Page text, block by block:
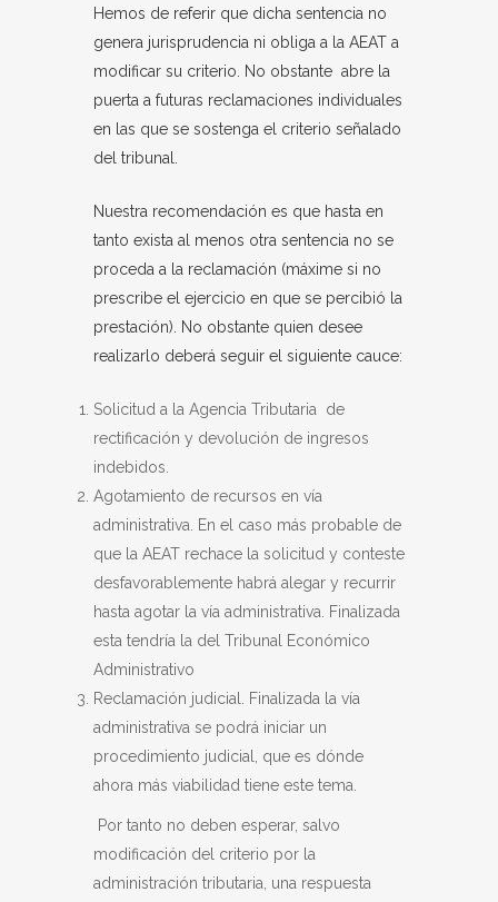
Hemos de referir que dicha sentencia no
genera jurisprudencia ni obliga a la AEAT a
modificar su criterio. No obstante abre la
puerta a futuras reclamaciones individuales
en las que se sostenga el criterio señalado
del tribunal.
Nuestra recomendación es que hasta en
tanto exista al menos otra sentencia no se
proceda a la reclamación (máxime si no
prescribe el ejercicio en que se percibió la
prestación). No obstante quien desee
realizarlo deberá seguir el siguiente cauce:
Solicitud a la Agencia Tributaria de
rectificación y devolución de ingresos
indebidos.
Agotamiento de recursos en vía
administrativa. En el caso más probable de
que la AEAT rechace la solicitud y conteste
desfavorablemente habrá alegar y recurrir
hasta agotar la vía administrativa. Finalizada
esta tendría la del Tribunal Económico
Administrativo
Reclamación judicial. Finalizada la vía
administrativa se podrá iniciar un
procedimiento judicial, que es dónde
ahora más viabilidad tiene este tema.
Por tanto no deben esperar, salvo
modificación del criterio por la
administración tributaria, una respuesta